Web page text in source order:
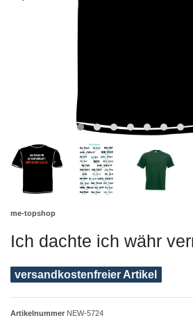
me-topshop
Ich dachte ich währ
versandkostenfreier Artikel
Artikelnummer NEW-5724